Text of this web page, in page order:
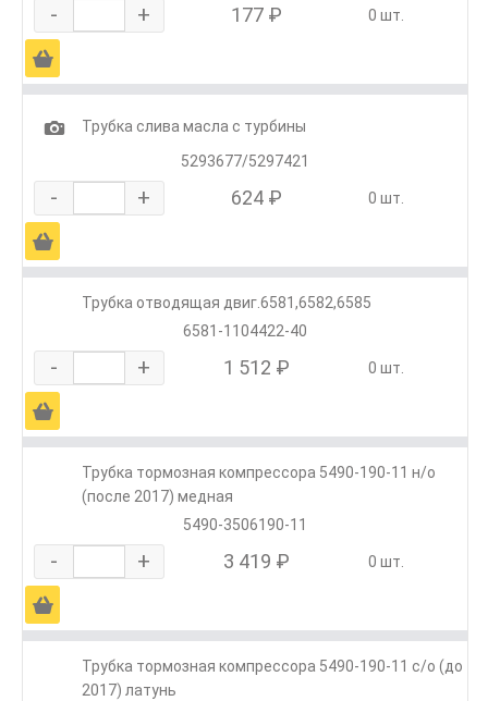
- + 177 ₽ 0 шт.
Ä
1
Трубка слива масла с турбины
5293677/5297421
- + 624 ₽ 0 шт.
Ä
Трубка отводящая двиг.6581,6582,6585
6581-1104422-40
- + 1 512 ₽ 0 шт.
Ä
Трубка тормозная компрессора 5490-190-11 н/о
(после 2017) медная
5490-3506190-11
- + 3 419 ₽ 0 шт.
Ä
Трубка тормозная компрессора 5490-190-11 с/о (до
2017) латунь